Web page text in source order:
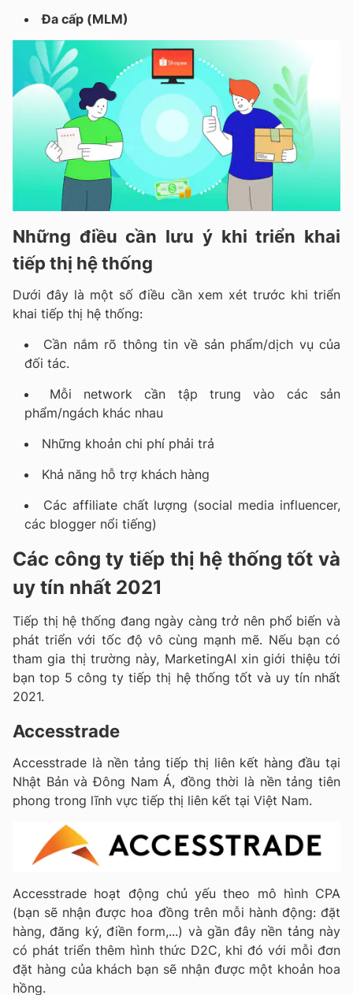
Đa cấp (MLM)
Những điều cần lưu ý khi triển khai
tiếp thị hệ thống
Dưới đây là một số điều cần xem xét trước khi triển
khai tiếp thị hệ thống:
Cần nắm rõ thông tin về sản phẩm/dịch vụ của
đối tác.
Mỗi network cần tập trung vào các sản
phẩm/ngách khác nhau
Những khoản chi phí phải trả
Khả năng hỗ trợ khách hàng
Các affiliate chất lượng (social media influencer,
các blogger nổi tiếng)
Các công ty tiếp thị hệ thống tốt và
uy tín nhất 2021
Tiếp thị hệ thống đang ngày càng trở nên phổ biến và
phát triển với tốc độ vô cùng mạnh mẽ. Nếu bạn có
tham gia thị trường này, MarketingAI xin giới thiệu tới
bạn top 5 công ty tiếp thị hệ thống tốt và uy tín nhất
2021.
Accesstrade
Accesstrade là nền tảng tiếp thị liên kết hàng đầu tại
Nhật Bản và Đông Nam Á, đồng thời là nền tảng tiên
phong trong lĩnh vực tiếp thị liên kết tại Việt Nam.
Accesstrade hoạt động chủ yếu theo mô hình CPA
(bạn sẽ nhận được hoa đồng trên mỗi hành động: đặt
hàng, đăng ký, điền form,...) và gần đây nền tảng này
có phát triển thêm hình thức D2C, khi đó với mỗi đơn
đặt hàng của khách bạn sẽ nhận được một khoản hoa
hồng.